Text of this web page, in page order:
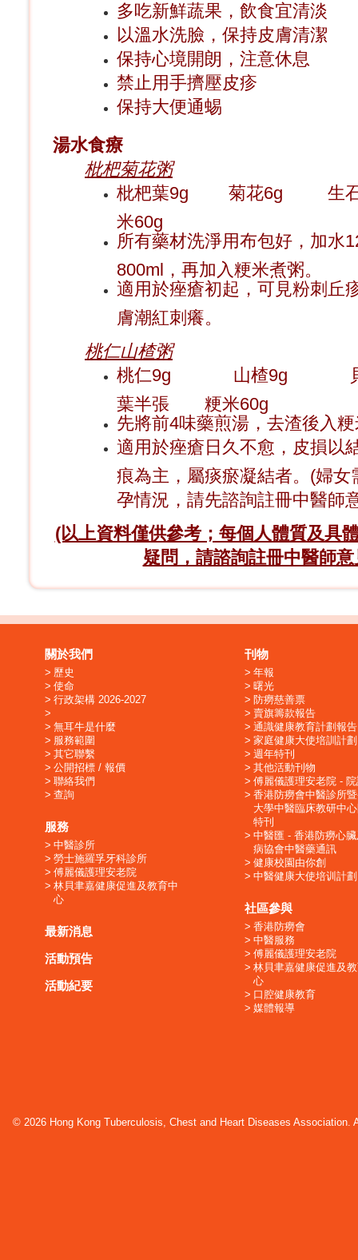
多吃新鮮蔬果，飲食宜清淡
以溫水洗臉，保持皮膚清潔
保持心境開朗，注意休息
禁止用手擠壓皮疹
保持大便通蜴
湯水食療
枇杷菊花粥
枇杷葉9g 菊花6g 生
米60g
所有藥材洗淨用布包好，加水
800ml，再加入粳米煮粥。
適用於痤瘡初起，可見粉刺丘
膚潮紅刺癢。
桃仁山楂粥
桃仁9g 山楂9g
葉半張 粳米60g
先將前4味藥煎湯，去渣後入
適用於痤瘡日久不愈，皮損以
痕為主，屬痰瘀凝結者。(婦女
孕情況，請先諮詢註冊中醫師
(以上資料僅供參考；每個人體質及具
疑問，請諮詢註冊中醫師意
關於我們
歷史
使命
行政架構 2026-2027
無耳牛是什麼
服務範圍
其它聯繫
公開招標 / 報價
聯絡我們
查詢
服務
中醫診所
勞士施羅孚牙科診所
傅麗儀護理安老院
林貝聿嘉健康促進及教育中
心
最新消息
活動預告
活動紀要
刊物
年報
曙光
防癆慈善票
賣旗籌款報告
通識健康教育計劃報告
家庭健康大使培訓計劃
週年特刊
其他活動刊物
傅麗儀護理安老院 -
香港防癆會中醫診所
大學中醫臨床教研中
特刊
中醫匯 - 香港防癆心
病協會中醫藥通訊
健康校園由你創
中醫健康大使培训計劃
社區參與
香港防癆會
中醫服務
傅麗儀護理安老院
林貝聿嘉健康促進及
心
口腔健康教育
媒體報導
© 2026 Hong Kong Tuberculosis, Chest and Heart Diseases Association.